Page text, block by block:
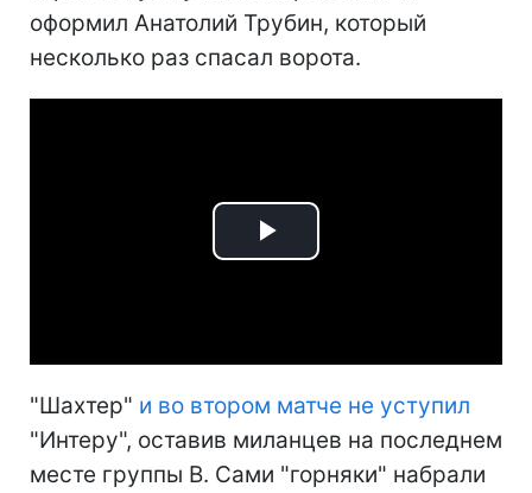
оформил Анатолий Трубин, который
несколько раз спасал ворота.
Play
"Шахтер" и во втором матче не уступил
"Интеру", оставив миланцев на последнем
месте группы В. Сами "горняки" набрали